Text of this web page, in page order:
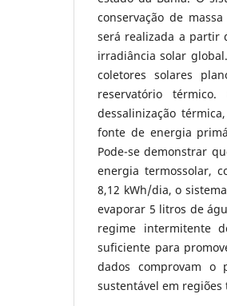
conservação de
será realizada a partir
irradiância solar
coletores solares
reservatório
dessalinização
fonte de energia
Pode-se demonstrar
energia termossolar,
8,12 kWh/dia, o
evaporar 5 litros de
regime intermitente
suficiente para
dados comprovam o
sustentável em regiões